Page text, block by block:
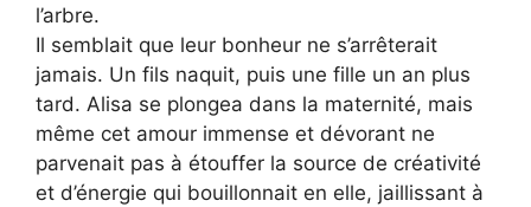
l’arbre.
Il semblait que leur bonheur ne s’arrêterait
jamais. Un fils naquit, puis une fille un an plus
tard. Alisa se plongea dans la maternité, mais
même cet amour immense et dévorant ne
parvenait pas à étouffer la source de créativité
et d’énergie qui bouillonnait en elle, jaillissant à